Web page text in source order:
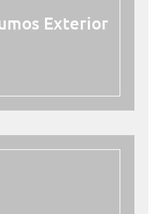
Exterior